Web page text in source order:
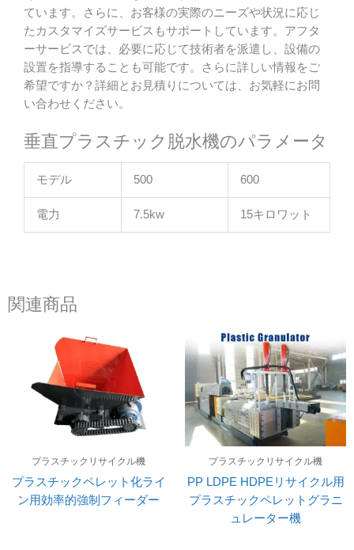
ています。さらに、お客様の実際のニーズや状況に応じ
たカスタマイズサービスもサポートしています。アフタ
ーサービスでは、必要に応じて技術者を派遣し、設備の
設置を指導することも可能です。さらに詳しい情報をご
希望ですか？詳細とお見積りについては、お気軽にお問
い合わせください。
垂直プラスチック脱水機のパラメータ
モデル 500 600
電力 7.5kw 15キロワット
関連商品
プラスチックリサイクル機
プラスチックペレット化ライ
ン用効率的強制フィーダー
プラスチックリサイクル機
PP LDPE HDPEリサイクル用
プラスチックペレットグラニ
ュレーター機